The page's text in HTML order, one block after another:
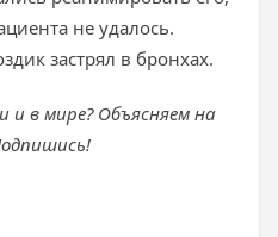
не удалось.
застрял в бронхах.
и в мире? Объясняем на